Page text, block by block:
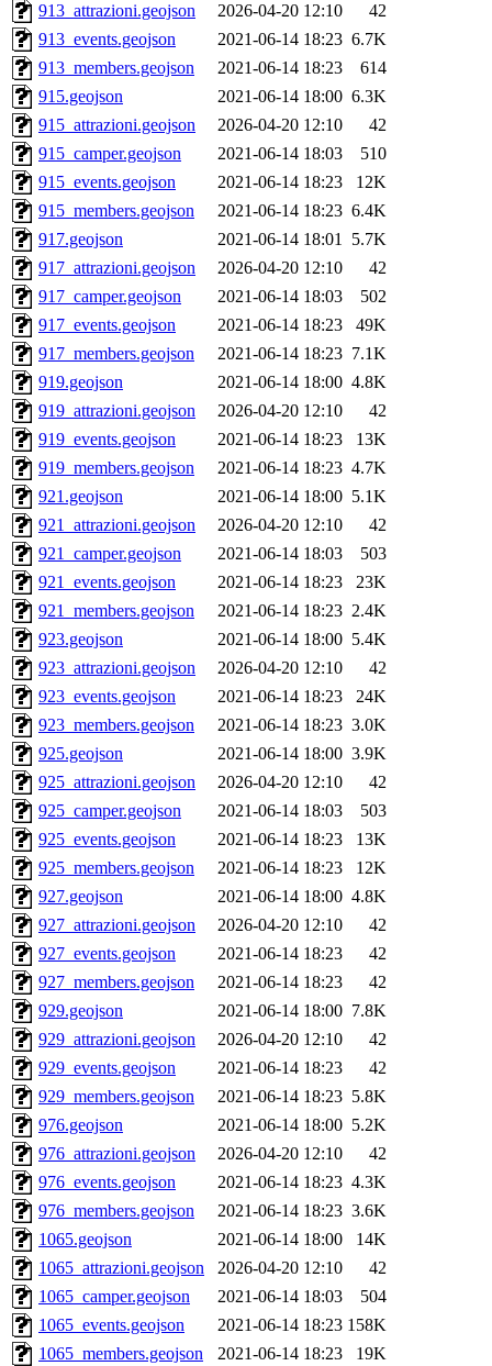
913_attrazioni.geojson
2026-04-20 12:10
42
913_events.geojson
2021-06-14 18:23 6.7K
913_members.geojson
2021-06-14 18:23
614
915.geojson
2021-06-14 18:00 6.3K
915_attrazioni.geojson
2026-04-20 12:10
42
915_camper.geojson
2021-06-14 18:03
510
915_events.geojson
2021-06-14 18:23
12K
915_members.geojson
2021-06-14 18:23 6.4K
917.geojson
2021-06-14 18:01 5.7K
917_attrazioni.geojson
2026-04-20 12:10
42
917_camper.geojson
2021-06-14 18:03
502
917_events.geojson
2021-06-14 18:23
49K
917_members.geojson
2021-06-14 18:23 7.1K
919.geojson
2021-06-14 18:00 4.8K
919_attrazioni.geojson
2026-04-20 12:10
42
919_events.geojson
2021-06-14 18:23
13K
919_members.geojson
2021-06-14 18:23 4.7K
921.geojson
2021-06-14 18:00 5.1K
921_attrazioni.geojson
2026-04-20 12:10
42
921_camper.geojson
2021-06-14 18:03
503
921_events.geojson
2021-06-14 18:23
23K
921_members.geojson
2021-06-14 18:23 2.4K
923.geojson
2021-06-14 18:00 5.4K
923_attrazioni.geojson
2026-04-20 12:10
42
923_events.geojson
2021-06-14 18:23
24K
923_members.geojson
2021-06-14 18:23 3.0K
925.geojson
2021-06-14 18:00 3.9K
925_attrazioni.geojson
2026-04-20 12:10
42
925_camper.geojson
2021-06-14 18:03
503
925_events.geojson
2021-06-14 18:23
13K
925_members.geojson
2021-06-14 18:23
12K
927.geojson
2021-06-14 18:00 4.8K
927_attrazioni.geojson
2026-04-20 12:10
42
927_events.geojson
2021-06-14 18:23
42
927_members.geojson
2021-06-14 18:23
42
929.geojson
2021-06-14 18:00 7.8K
929_attrazioni.geojson
2026-04-20 12:10
42
929_events.geojson
2021-06-14 18:23
42
929_members.geojson
2021-06-14 18:23 5.8K
976.geojson
2021-06-14 18:00 5.2K
976_attrazioni.geojson
2026-04-20 12:10
42
976_events.geojson
2021-06-14 18:23 4.3K
976_members.geojson
2021-06-14 18:23 3.6K
1065.geojson
2021-06-14 18:00
14K
1065_attrazioni.geojson
2026-04-20 12:10
42
1065_camper.geojson
2021-06-14 18:03
504
1065_events.geojson
2021-06-14 18:23 158K
1065_members.geojson
2021-06-14 18:23
19K